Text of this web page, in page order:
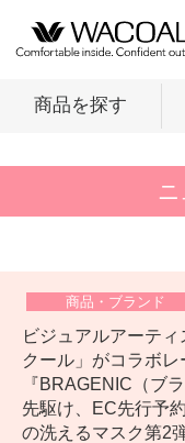
商品を探す
店舗検索
新着情報
商品・ブランド
ビジュアルアーテ
クール」がコラボ
『BRAGENIC（ブ
先駆け、EC先行予
の洗えるマスク第2